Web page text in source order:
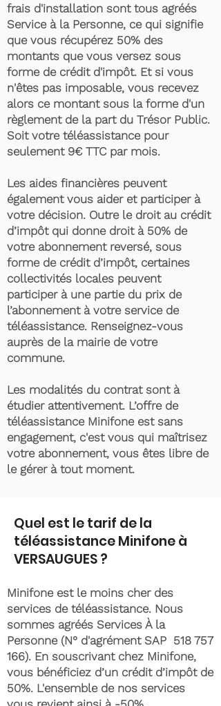
frais d'installation sont tous agréés
Service à la Personne, ce qui signifie
que vous récupérez 50% des
montants que vous versez sous
forme de crédit d'impôt. Et si vous
n'êtes pas imposable, vous recevez
alors ce montant sous la forme d'un
règlement de la part du Trésor Public.
Soit votre téléassistance pour
seulement 9€ TTC par mois.
Les aides financières peuvent
également vous aider et participer à
votre décision. Outre le droit au crédit
d’impôt qui donne droit à 50% de
votre abonnement reversé, sous
forme de crédit d’impôt, certaines
collectivités locales peuvent
participer à une partie du prix de
l’abonnement à votre service de
téléassistance. Renseignez-vous
auprès de la mairie de votre
commune.
Les modalités du contrat sont à
étudier attentivement. L’offre de
téléassistance Minifone est sans
engagement, c'est vous qui maîtrisez
votre abonnement, vous êtes libre de
le gérer à tout moment.
Quel est le tarif de la
téléassistance Minifone à
VERSAUGUES ?
Minifone est le moins cher des
services de téléassistance. Nous
sommes agréés Services À la
Personne (N° d'agrément SAP 518 757
166). En souscrivant chez Minifone,
vous bénéficiez d’un crédit d’impôt de
50%. L'ensemble de nos services